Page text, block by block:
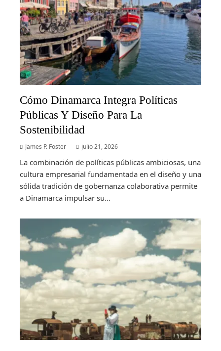
Cómo Dinamarca Integra Políticas
Públicas Y Diseño Para La
Sostenibilidad
James P. Foster julio 21, 2026
La combinación de políticas públicas ambiciosas, una
cultura empresarial fundamentada en el diseño y una
sólida tradición de gobernanza colaborativa permite
a Dinamarca impulsar su...